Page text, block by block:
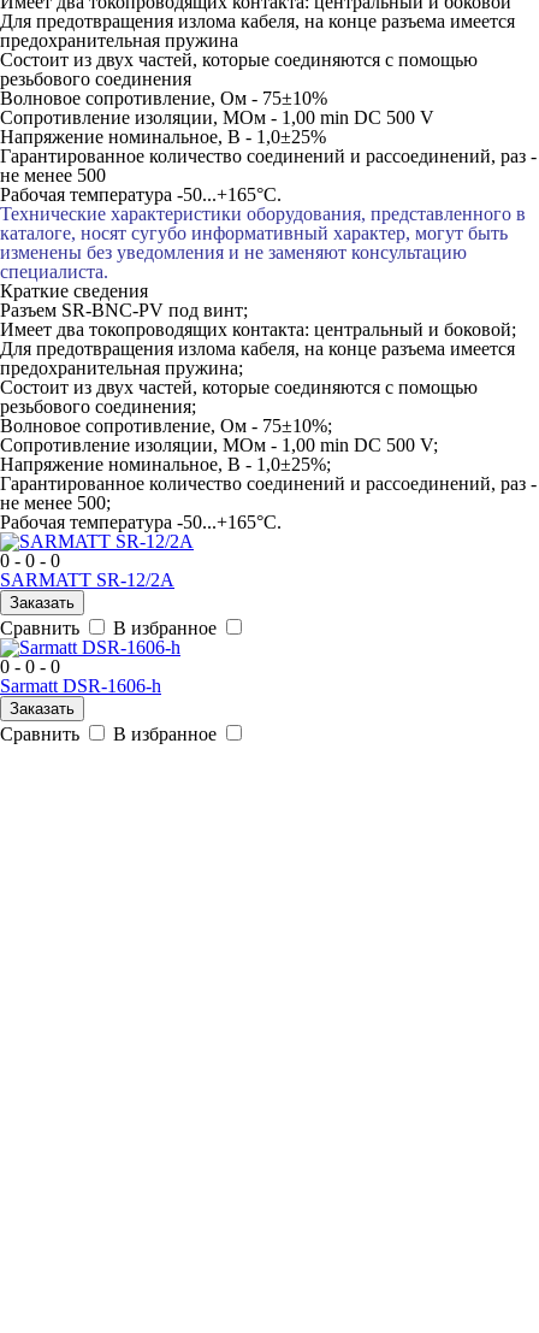
Для предотвращения излома кабеля, на конце разъема имеется
предохранительная пружина
Состоит из двух частей, которые соединяются с помощью
резьбового соединения
Волновое сопротивление, Ом - 75±10%
Сопротивление изоляции, МОм - 1,00 min DC 500 V
Напряжение номинальное, В - 1,0±25%
Гарантированное количество соединений и рассоединений, раз -
не менее 500
Рабочая температура -50...+165°C.
Технические характеристики оборудования, представленного в
каталоге, носят сугубо информативный характер, могут быть
изменены без уведомления и не заменяют консультацию
специалиста.
Краткие сведения
Разъем SR-BNC-PV под винт;
Имеет два токопроводящих контакта: центральный и боковой;
Для предотвращения излома кабеля, на конце разъема имеется
предохранительная пружина;
Состоит из двух частей, которые соединяются с помощью
резьбового соединения;
Волновое сопротивление, Ом - 75±10%;
Сопротивление изоляции, МОм - 1,00 min DC 500 V;
Напряжение номинальное, В - 1,0±25%;
Гарантированное количество соединений и рассоединений, раз -
не менее 500;
Рабочая температура -50...+165°C.
0 - 0 - 0
SARMATT SR-12/2A
Заказать
Сравнить
В избранное
0 - 0 - 0
Sarmatt DSR-1606-h
Заказать
Сравнить В избранное